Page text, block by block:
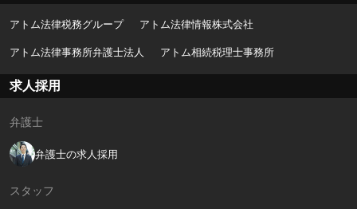
アトム法律税務グループ アトム法律情報株式会社
アトム法律事務所弁護士法人 アトム相続税理士事務所
求人採用
弁護士
弁護士の求人採用
スタッフ